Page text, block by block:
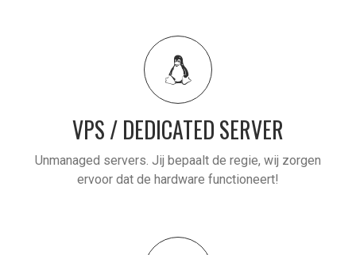
VPS / DEDICATED SERVER
Unmanaged servers. Jij bepaalt de regie, wij zorgen
ervoor dat de hardware functioneert!